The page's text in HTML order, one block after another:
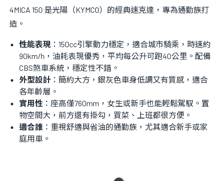
4MICA 150 是光陽（KYMCO）的經典速克達，專為通勤族打
造。
性能表現 ：150cc引擎動力穩定，適合城市騎乘，時速約
90km/h，油耗表現優秀，平均每公升可跑40公里。配備
CBS煞車系統，穩定性不錯。
外型設計 ：簡約大方，銀灰色車身低調又有質感，適合
各年齡層。
實用性 ：座高僅760mm，女生或新手也能輕鬆駕馭。置
物空間大，前方還有掛勾，買菜、上班都很方便。
適合誰 ：重視舒適與省油的通勤族，尤其適合新手或家
庭用車。